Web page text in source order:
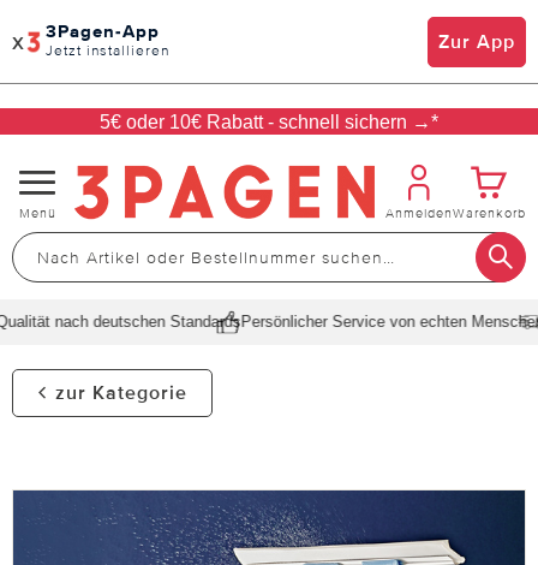
x 3Pagen-App
Jetzt installieren Zur App
5€ oder 10€ Rabatt - schnell sichern →*
Navigation
umschalten
Menü AnmeldenWarenkorb
nach deutschen StandardsPersönlicher Service von echten Menschen
zur Kategorie